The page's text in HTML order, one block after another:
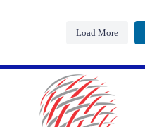
Load More